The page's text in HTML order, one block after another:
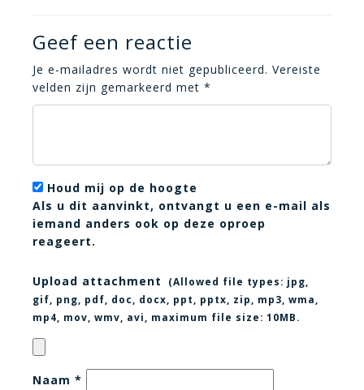
Geef een reactie
Je e-mailadres wordt niet gepubliceerd. Vereiste
velden zijn gemarkeerd met *
Houd mij op de hoogte
Als u dit aanvinkt, ontvangt u een e-mail als
iemand anders ook op deze oproep
reageert.
Upload attachment (Allowed file types: jpg,
gif, png, pdf, doc, docx, ppt, pptx, zip, mp3, wma,
mp4, mov, wmv, avi
, maximum file size: 10MB.
Naam *